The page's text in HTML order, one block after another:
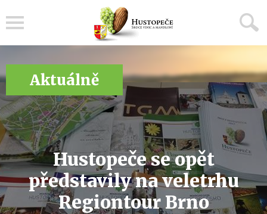
Aktuálně
Hustopeče se opět
představily na veletrhu
Regiontour Brno